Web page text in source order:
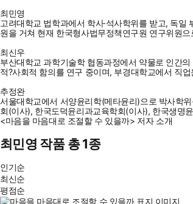
최민영
고려대학교 법학과에서 학사·석사학위를 받고, 독
원을 거쳐 현재 한국형사법무정책연구원 연구위원
최신우
부산대학교 과학기술학 협동과정에서 약물로 인간
적?사회적 함의를 연구 중이며, 부경대학교에서 직
추정완
서울대학교에서 서양윤리학(메타윤리)으로 박사학
회(이사), 한국도덕윤리과교육학회(이사), 한국생명
<마음을 마음대로 조절할 수 있을까> 저자 소개
최민영 작품 총 1종
인기순
최신순
평점순